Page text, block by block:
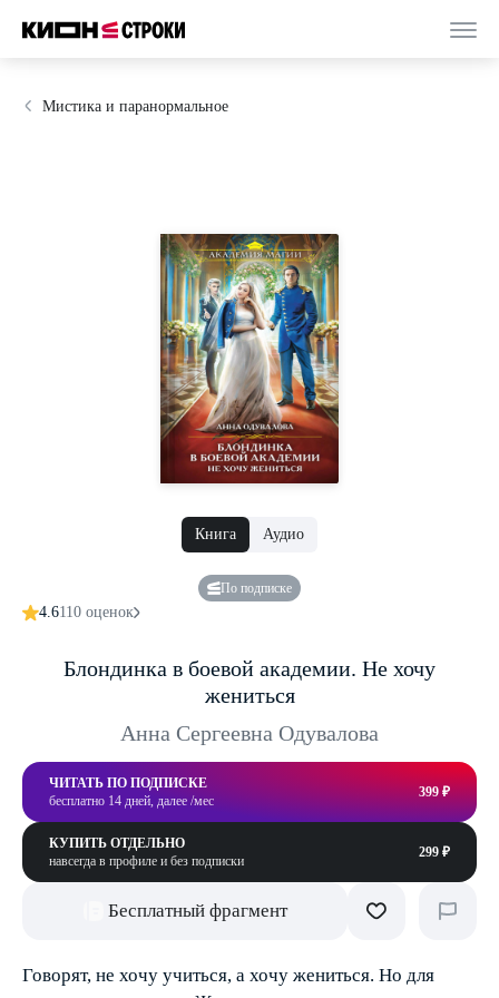
Мистика и паранормальное
Книга Аудио
По подписке
4.6110 оценок
Блондинка в боевой академии. Не хочу
жениться
Анна Сергеевна Одувалова
ЧИТАТЬ ПО ПОДПИСКЕ
бесплатно 14 дней, далее /мес
399 ₽
КУПИТЬ ОТДЕЛЬНО
навсегда в профиле и без подписки
299 ₽
Бесплатный фрагмент
Говорят, не хочу учиться, а хочу жениться. Но для